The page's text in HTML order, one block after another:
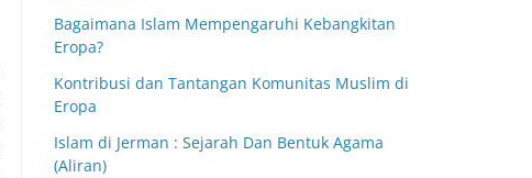
Bagaimana Islam Mempengaruhi Kebangkitan
Eropa?
Kontribusi dan Tantangan Komunitas Muslim di
Eropa
Islam di Jerman : Sejarah Dan Bentuk Agama
(Aliran)